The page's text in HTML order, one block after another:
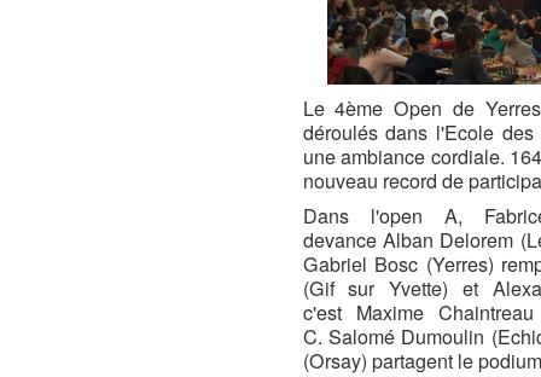
Le 4ème Open de
déroulés dans l'Ecole
une ambiance cordiale.
nouveau record de
Dans l'open A,
devance Alban Delorem
Gabriel Bosc (Yerres)
(Gif sur Yvette) et
c'est Maxime
C. Salomé Dumoulin
(Orsay) partagent le